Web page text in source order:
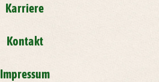
Karriere
Kontakt
Impressum